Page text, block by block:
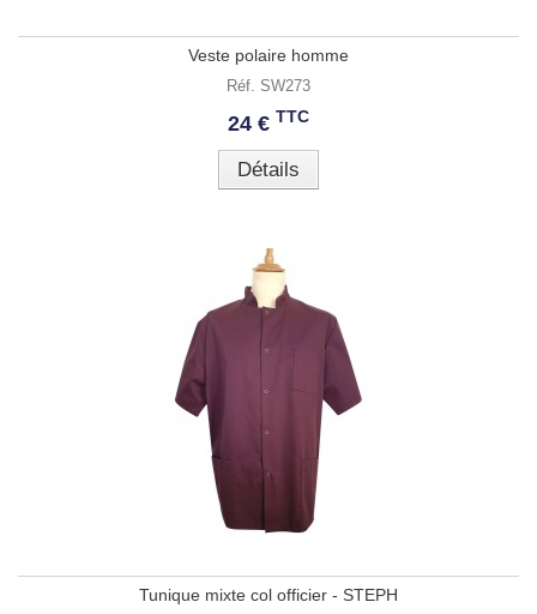
Veste polaire homme
Réf. SW273
24 € TTC
Détails
Tunique mixte col officier - STEPH